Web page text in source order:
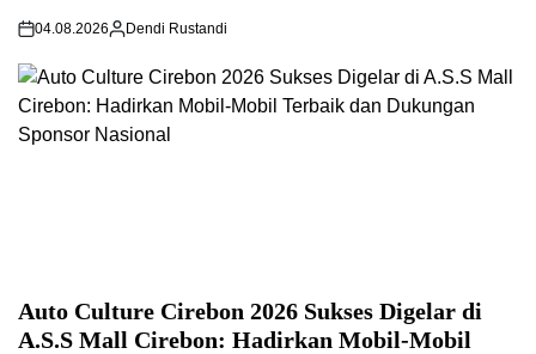
04.08.2026 Dendi Rustandi
Auto Culture Cirebon 2026 Sukses Digelar di
A.S.S Mall Cirebon: Hadirkan Mobil-Mobil